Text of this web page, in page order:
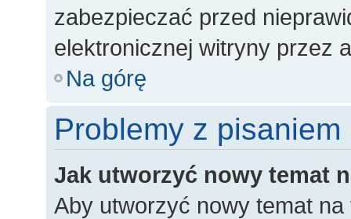
zabezpieczać przed
elektronicznej witryny przez
Na górę
Problemy z pisaniem
Jak utworzyć nowy temat
Aby utworzyć nowy temat